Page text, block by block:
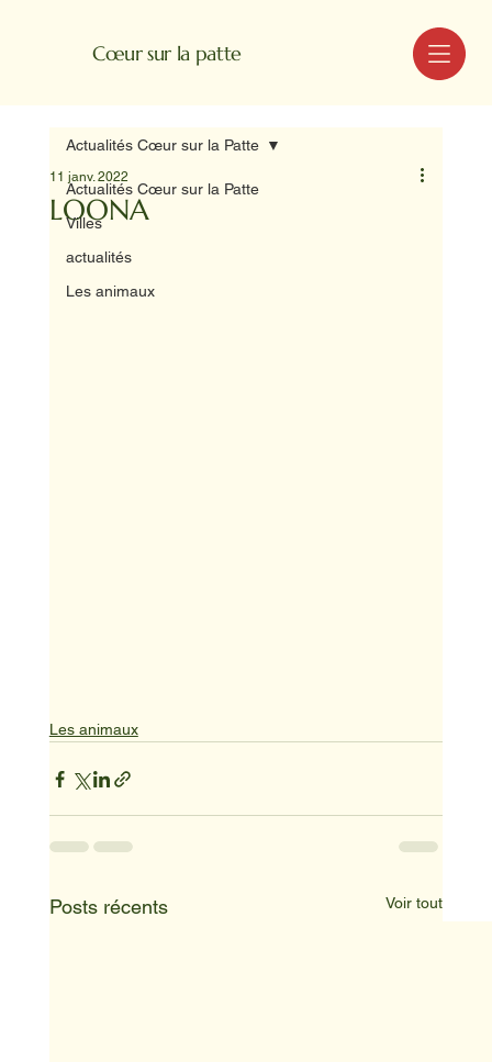
Cœur sur la patte MENU
Actualités Cœur sur la Patte
Villes
actualités
Les animaux
Actualités Cœur sur la Patte
LOONA
11 janv. 2022
Les animaux
Posts récents Voir tout